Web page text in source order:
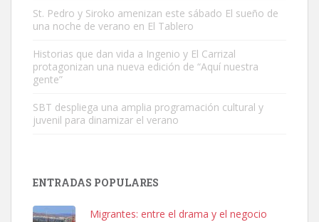
Este gato macho ha aparecido en la calle hace menos de un mes,
es muy manso y extremadamente cari...
Leales.org » Gran Canaria
St. Pedro y Siroko amenizan este sábado El sueño de
una noche de verano en El Tablero
Historias que dan vida a Ingenio y El Carrizal
protagonizan una nueva edición de “Aquí nuestra
gente”
SBT despliega una amplia programación cultural y
juvenil para dinamizar el verano
ENTRADAS POPULARES
Migrantes: entre el drama y el negocio